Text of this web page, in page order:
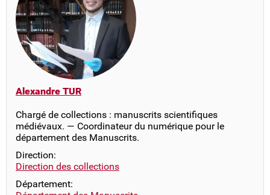
Alexandre TUR
Chargé de collections : manuscrits scientifiques
médiévaux. — Coordinateur du numérique pour le
département des Manuscrits.
Direction:
Direction des collections
Département: